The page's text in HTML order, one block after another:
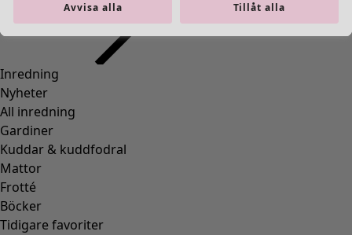
Inredning
Nyheter
All inredning
Gardiner
Kuddar & kuddfodral
Mattor
Frotté
Böcker
Tidigare favoriter
Avvisa alla Tillåt alla